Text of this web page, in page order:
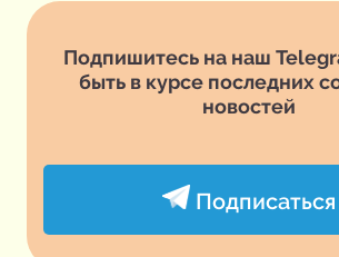
Подпишитесь на наш
быть в курсе последних
новостей
Подписаться